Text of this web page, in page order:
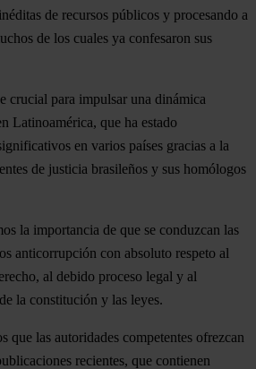
de recursos públicos y procesando a
de los cuales ya confesaron sus
crucial para impulsar una dinámica
Latinoamérica, que ha estado
en varios países gracias a la
de justicia brasileños y sus homólogos
la importancia de que se conduzcan las
anticorrupción con absoluto respeto al
al debido proceso legal y al
la constitución y las leyes.
que las autoridades competentes ofrezcan
recientes, que contienen